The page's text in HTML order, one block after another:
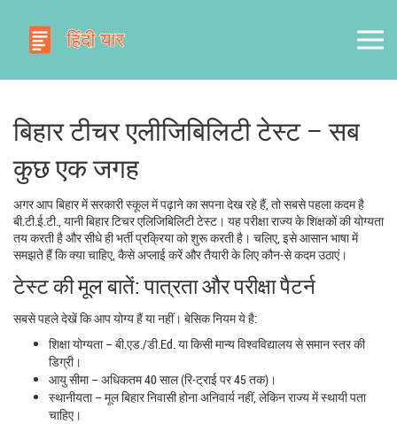
बिहार टीचर एलीजिबिलिटी टेस्ट – सब
कुछ एक जगह
अगर आप बिहार में सरकारी स्कूल में पढ़ाने का सपना देख रहे हैं, तो सबसे पहला कदम है
बी.टी.ई.टी., यानी बिहा‍र टिचर एलिजिबिलिटी टेस्ट। यह परीक्षा राज्य के शिक्षकों की योग्यता
तय करती है और सीधे ही भर्ती प्रक्रिया को शुरू करती है। चलिए, इसे आसान भाषा में
समझते हैं कि क्या चाहिए, कैसे अप्लाई करें और तैयारी के लिए कौन‑से कदम उठाएं।
टेस्ट की मूल बातें: पात्रता और परीक्षा पैटर्न
सबसे पहले देखें कि आप योग्य हैं या नहीं। बेसिक नियम ये है:
शिक्षा योग्यता – बी.एड./डी.Ed. या किसी मान्य विश्वविद्यालय से समान स्तर की
डिग्री।
आयु सीमा – अधिकतम 40 साल (रि‑ट्राई पर 45 तक)।
स्थानीयता – मूल बिहार निवासी होना अनिवार्य नहीं, लेकिन राज्य में स्थायी पता
चाहिए।